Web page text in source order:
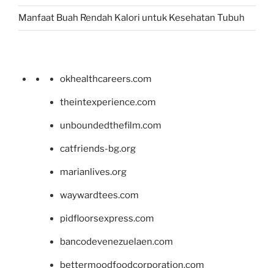
Manfaat Buah Rendah Kalori untuk Kesehatan Tubuh
okhealthcareers.com
theintexperience.com
unboundedthefilm.com
catfriends-bg.org
marianlives.org
waywardtees.com
pidfloorsexpress.com
bancodevenezuelaen.com
bettermoodfoodcorporation.com